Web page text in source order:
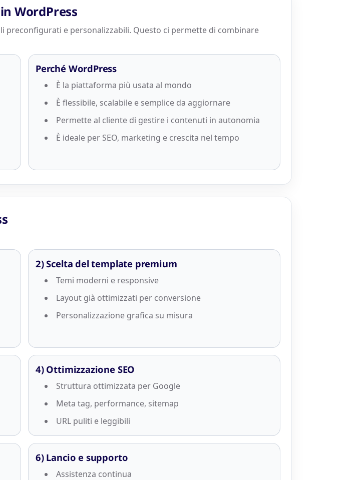
WordPress
preconfigurati e personalizzabili. Questo ci permette di combinare
Perché WordPress
È la piattaforma più usata al mondo
È flessibile, scalabile e semplice da aggiornare
Permette al cliente di gestire i contenuti in autonomia
È ideale per SEO, marketing e crescita nel tempo
2) Scelta del template premium
Temi moderni e responsive
Layout già ottimizzati per conversione
Personalizzazione grafica su misura
4) Ottimizzazione SEO
Struttura ottimizzata per Google
Meta tag, performance, sitemap
URL puliti e leggibili
6) Lancio e supporto
Assistenza continua